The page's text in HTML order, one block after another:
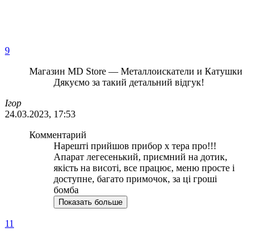
9
Магазин MD Store — Металлоискатели и Катушки
Дякуємо за такий детальний відгук!
Ігор
24.03.2023, 17:53
Комментарий
Нарешті прийшов прибор х тера про!!!
Апарат легесенький, приємний на дотик,
якість на висоті, все працює, меню просте і
доступне, багато примочок, за ці гроші
бомба
Показать больше
11